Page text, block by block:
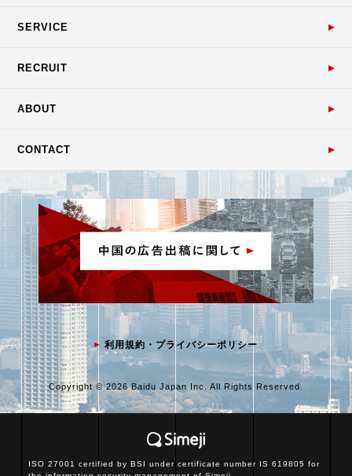
SERVICE
RECRUIT
ABOUT
CONTACT
利用規約・プライバシーポリシー
Copyright © 2026 Baidu Japan Inc. All Rights Reserved.
ISO 27001 certified by BSI under certificate number IS 619805 for